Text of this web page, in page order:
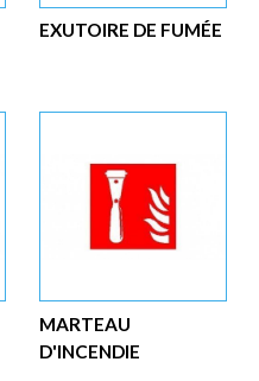
EXUTOIRE DE FUMÉE
MARTEAU
D'INCENDIE